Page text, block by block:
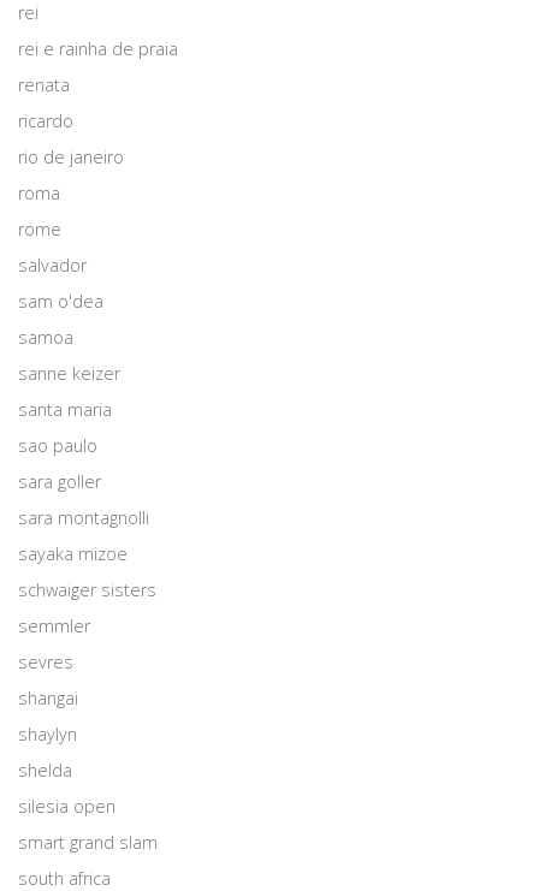
rei
rei e rainha de praia
renata
ricardo
rio de janeiro
roma
rome
salvador
sam o'dea
samoa
sanne keizer
santa maria
sao paulo
sara goller
sara montagnolli
sayaka mizoe
schwaiger sisters
semmler
sevres
shangai
shaylyn
shelda
silesia open
smart grand slam
south africa